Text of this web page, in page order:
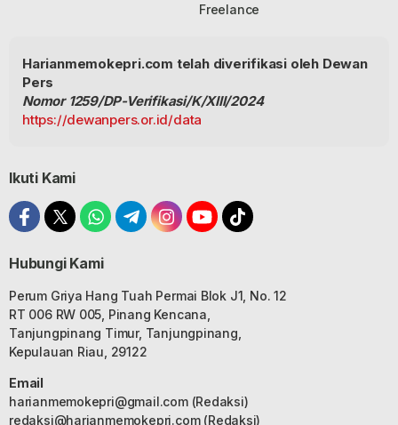
Freelance
Harianmemokepri.com telah diverifikasi oleh Dewan
Pers
Nomor 1259/DP-Verifikasi/K/XIII/2024
https://dewanpers.or.id/data
Ikuti Kami
Hubungi Kami
Perum Griya Hang Tuah Permai Blok J1, No. 12
RT 006 RW 005, Pinang Kencana,
Tanjungpinang Timur, Tanjungpinang,
Kepulauan Riau, 29122
Email
harianmemokepri@gmail.com(Redaksi)
redaksi@harianmemokepri.com(Redaksi)